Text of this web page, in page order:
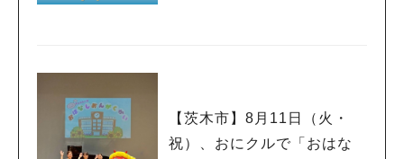
【茨木市】8月11日（火・
祝）、おにクルで「おはな